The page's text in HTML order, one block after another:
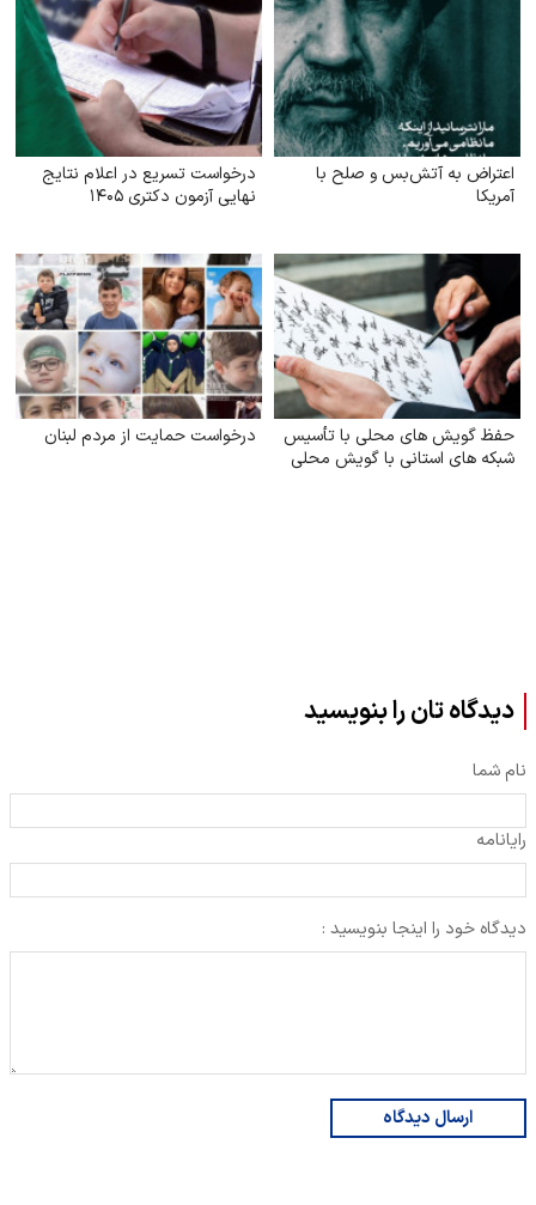
اعتراض به آتش‌بس و صلح با
آمریکا
درخواست تسریع در اعلام نتایج
نهایی آزمون دکتری ۱۴۰۵
حفظ گویش های محلی با تأسیس
شبکه های استانی با گویش محلی
درخواست حمایت از مردم لبنان
دیدگاه تان را بنویسید
نام شما
رایانامه
دیدگاه خود را اینجا بنویسید :
ارسال دیدگاه